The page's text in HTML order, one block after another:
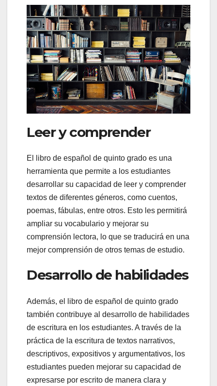
Leer y comprender
El libro de español de quinto grado es una
herramienta que permite a los estudiantes
desarrollar su capacidad de leer y comprender
textos de diferentes géneros, como cuentos,
poemas, fábulas, entre otros. Esto les permitirá
ampliar su vocabulario y mejorar su
comprensión lectora, lo que se traducirá en una
mejor comprensión de otros temas de estudio.
Desarrollo de habilidades
Además, el libro de español de quinto grado
también contribuye al desarrollo de habilidades
de escritura en los estudiantes. A través de la
práctica de la escritura de textos narrativos,
descriptivos, expositivos y argumentativos, los
estudiantes pueden mejorar su capacidad de
expresarse por escrito de manera clara y